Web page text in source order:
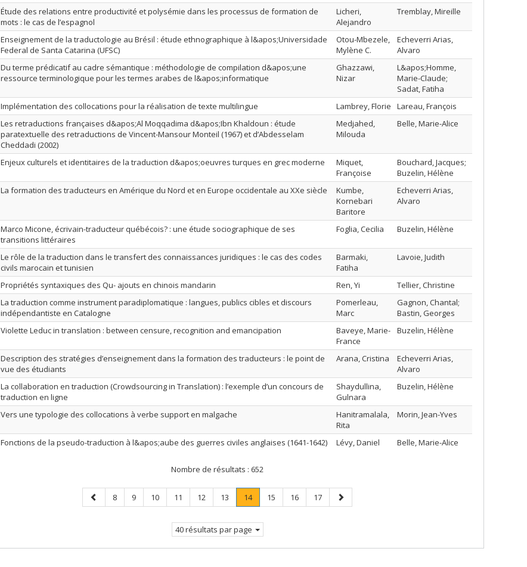
Étude des relations entre productivité et polysémie dans les processus de formation de
mots : le cas de l’espagnol
Licheri,
Alejandro
Tremblay, Mireille
Enseignement de la traductologie au Brésil : étude ethnographique à l&apos;Universidade
Federal de Santa Catarina (UFSC)
Otou-Mbezele,
Mylène C.
Echeverri Arias,
Alvaro
Du terme prédicatif au cadre sémantique : méthodologie de compilation d&apos;une
ressource terminologique pour les termes arabes de l&apos;informatique
Ghazzawi,
Nizar
L&apos;Homme,
Marie-Claude;
Sadat, Fatiha
Implémentation des collocations pour la réalisation de texte multilingue Lambrey, Florie
Lareau, François
Les retraductions françaises d&apos;Al Moqqadima d&apos;Ibn Khaldoun : étude
paratextuelle des retraductions de Vincent-Mansour Monteil (1967) et d’Abdesselam
Cheddadi (2002)
Medjahed,
Milouda
Belle, Marie-Alice
Enjeux culturels et identitaires de la traduction d&apos;oeuvres turques en grec moderne
Miquet,
Françoise
Bouchard, Jacques;
Buzelin, Hélène
La formation des traducteurs en Amérique du Nord et en Europe occidentale au XXe siècle
Kumbe,
Kornebari
Baritore
Echeverri Arias,
Alvaro
Marco Micone, écrivain-traducteur québécois? : une étude sociographique de ses
transitions littéraires
Foglia, Cecilia Buzelin, Hélène
Le rôle de la traduction dans le transfert des connaissances juridiques : le cas des codes
civils marocain et tunisien
Barmaki,
Fatiha
Lavoie, Judith
Propriétés syntaxiques des Qu- ajouts en chinois mandarin Ren, Yi
Tellier, Christine
La traduction comme instrument paradiplomatique : langues, publics cibles et discours
indépendantiste en Catalogne
Pomerleau,
Marc
Gagnon, Chantal;
Bastin, Georges
Violette Leduc in translation : between censure, recognition and emancipation
Baveye, Marie-
France
Buzelin, Hélène
Description des stratégies d’enseignement dans la formation des traducteurs : le point de
vue des étudiants
Arana, Cristina
Echeverri Arias,
Alvaro
La collaboration en traduction (Crowdsourcing in Translation) : l’exemple d’un concours de
traduction en ligne
Shaydullina,
Gulnara
Buzelin, Hélène
Vers une typologie des collocations à verbe support en malgache
Hanitramalala,
Rita
Morin, Jean-Yves
Fonctions de la pseudo-traduction à l&apos;aube des guerres civiles anglaises (1641-1642) Lévy, Daniel Belle, Marie-Alice
Nombre de résultats : 652
Page
précédente
Page
8 Page
9 Page
10 Page
11 Page
12 Page
13 Page
14.
Page
Page
15 Page
16 Page
17
Page
suivante
40 résultats par page